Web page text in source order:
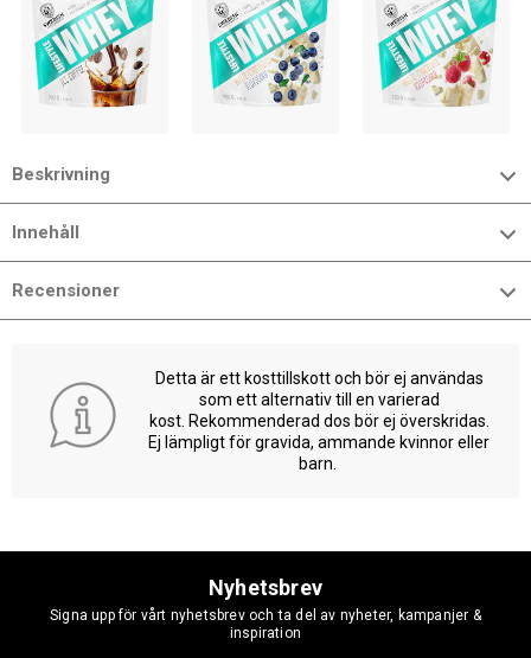
Beskrivning
Innehåll
Recensioner
Detta är ett kosttillskott och bör ej användas
som ett alternativ till en varierad
kost. Rekommenderad dos bör ej överskridas.
Ej lämpligt för gravida, ammande kvinnor eller
barn.
Nyhetsbrev
Signa upp för vårt nyhetsbrev och ta del av nyheter, kampanjer &
inspiration